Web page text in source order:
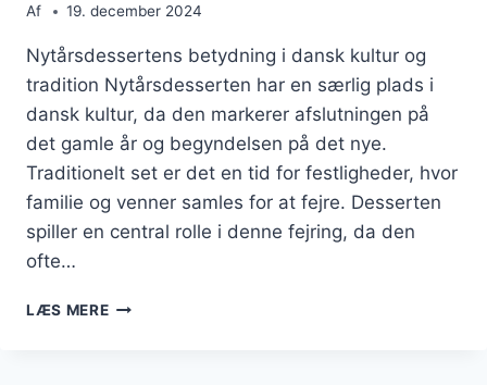
Af 19. december 2024
Nytårsdessertens betydning i dansk kultur og
tradition Nytårsdesserten har en særlig plads i
dansk kultur, da den markerer afslutningen på
det gamle år og begyndelsen på det nye.
Traditionelt set er det en tid for festligheder, hvor
familie og venner samles for at fejre. Desserten
spiller en central rolle i denne fejring, da den
ofte…
LÆS MERENYTÅRSDESSERT